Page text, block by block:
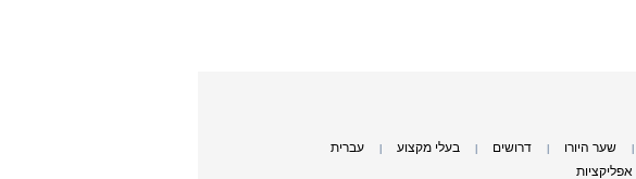
שער היורו דרושים בעלי מקצוע עברית
אפליקציות